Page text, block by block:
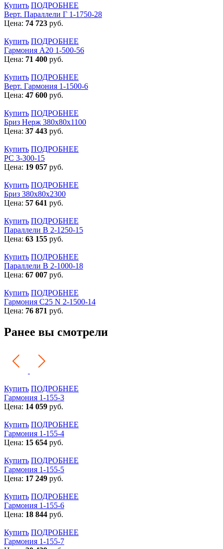
Купить ПОДРОБНЕЕ
Верт. Параллели Г 1-1750-28
Цена: 74 723 руб.
Купить ПОДРОБНЕЕ
Гармония А20 1-500-56
Цена: 71 400 руб.
Купить ПОДРОБНЕЕ
Верт. Гармония 1-1500-6
Цена: 47 600 руб.
Купить ПОДРОБНЕЕ
Бриз Нерж 380х80х1100
Цена: 37 443 руб.
Купить ПОДРОБНЕЕ
РС 3-300-15
Цена: 19 057 руб.
Купить ПОДРОБНЕЕ
Бриз 380х80х2300
Цена: 57 641 руб.
Купить ПОДРОБНЕЕ
Параллели В 2-1250-15
Цена: 63 155 руб.
Купить ПОДРОБНЕЕ
Параллели В 2-1000-18
Цена: 67 007 руб.
Купить ПОДРОБНЕЕ
Гармония С25 N 2-1500-14
Цена: 76 871 руб.
Ранее вы смотрели
Купить ПОДРОБНЕЕ
Гармония 1-155-3
Цена: 14 059 руб.
Купить ПОДРОБНЕЕ
Гармония 1-155-4
Цена: 15 654 руб.
Купить ПОДРОБНЕЕ
Гармония 1-155-5
Цена: 17 249 руб.
Купить ПОДРОБНЕЕ
Гармония 1-155-6
Цена: 18 844 руб.
Купить ПОДРОБНЕЕ
Гармония 1-155-7